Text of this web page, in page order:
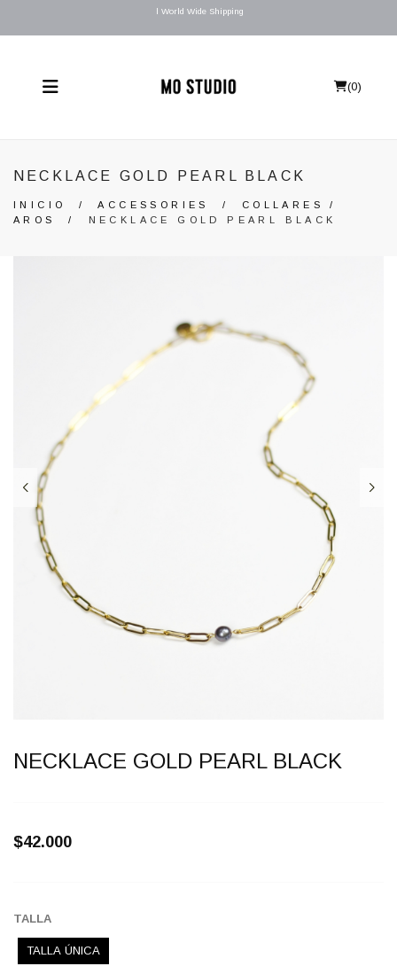
l World Wide Shipping
(0)
NECKLACE GOLD PEARL BLACK
INICIO /ACCESSORIES / COLLARES /
AROS
/ NECKLACE GOLD PEARL BLACK
NECKLACE GOLD PEARL BLACK
$42.000
TALLA
TALLA ÚNICA